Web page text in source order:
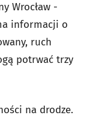
Wrocław -
informacji o
ruch
potrwać trzy
na drodze.